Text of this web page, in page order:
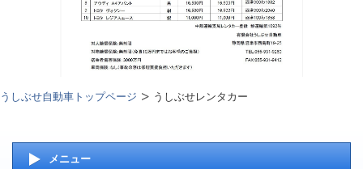
うしぶせ自動車トップページ うしぶせレンタカー
メニュー